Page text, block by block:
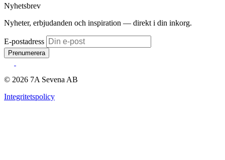
Nyhetsbrev
Nyheter, erbjudanden och inspiration — direkt i din inkorg.
E-postadress
Prenumerera
© 2026 7A Sevena AB
Integritetspolicy